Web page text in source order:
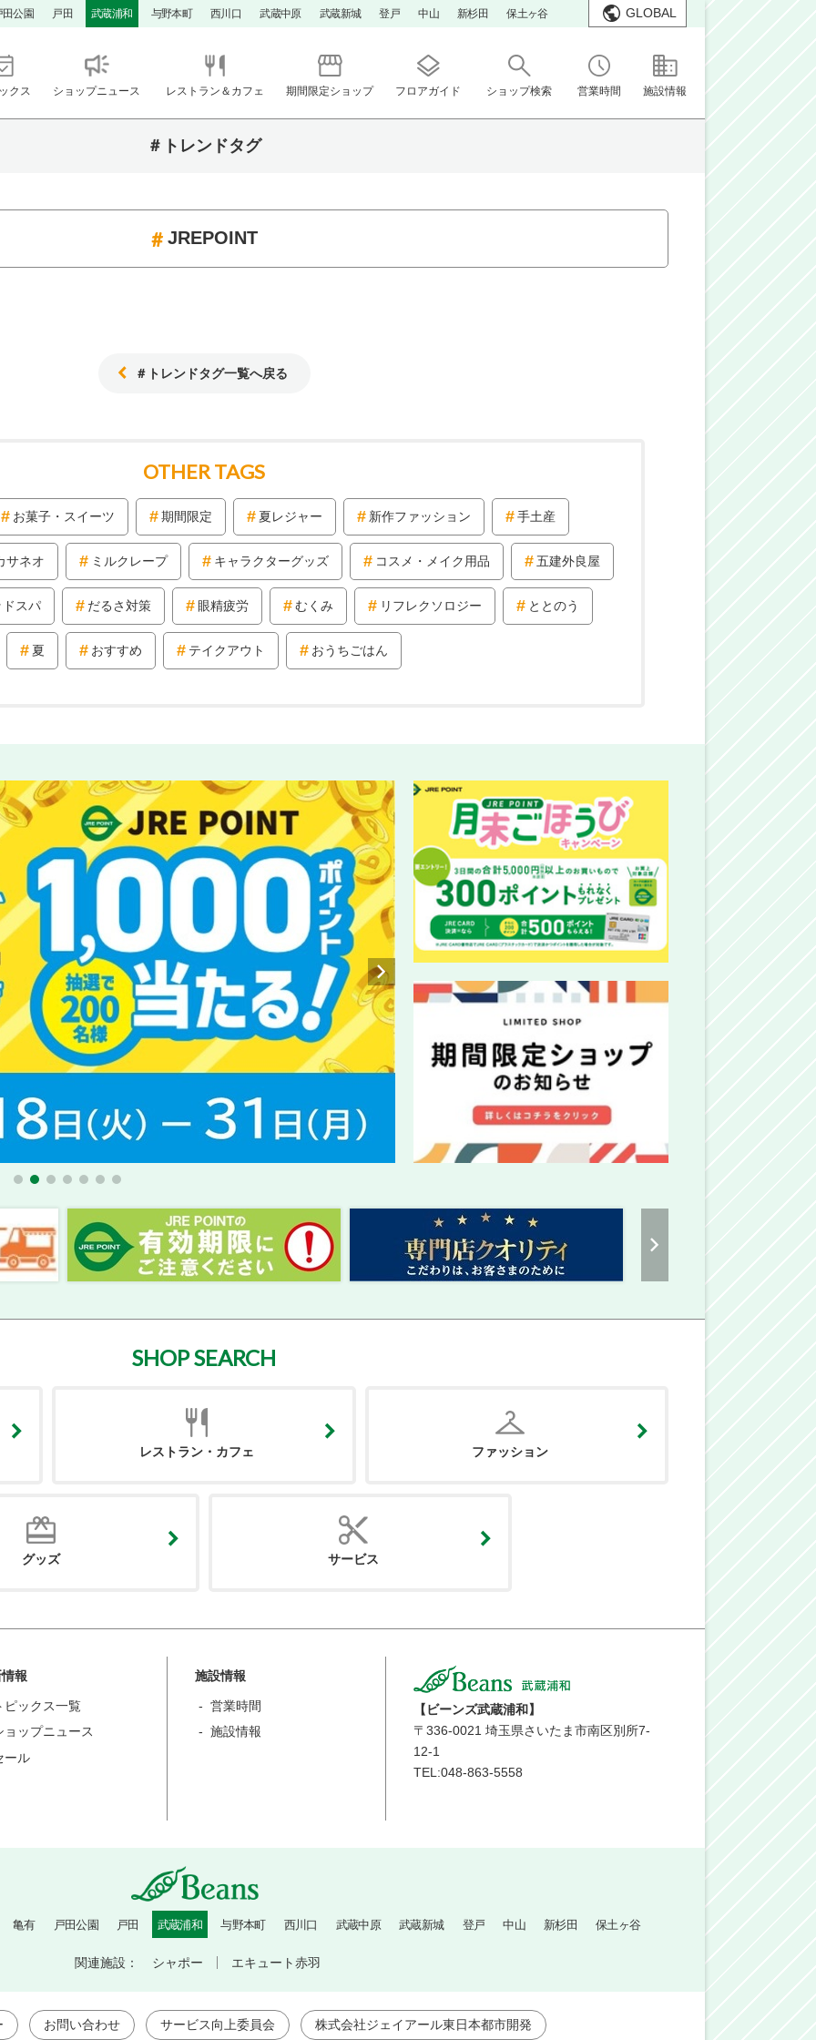
田公園 戸田 武蔵浦和 与野本町 西川口 武蔵中原 武蔵新城 登戸 中山 新杉田 保土ヶ谷 GLOBAL
クス ショップニュース レストラン＆カフェ 期間限定ショップ フロアガイド ショップ検索 営業時間 施設情報
＃トレンドタグ
JREPOINT
＃トレンドタグ一覧へ戻る
OTHER TAGS
お菓子・スイーツ 期間限定 夏レジャー 新作ファッション 手土産
サネオ ミルクレープ キャラクターグッズ コスメ・メイク用品 五建外良屋
スパ だるさ対策 眼精疲労 むくみ リフレクソロジー ととのう
夏 おすすめ テイクアウト おうちごはん
SHOP SEARCH
レストラン・カフェ ファッション
グッズ サービス
報
ピックス一覧
ョップニュース
ール
施設情報
営業時間
施設情報
【ビーンズ武蔵浦和】
〒 336-0021 埼玉県さいたま市南区別所7-
12-1
TEL:048-863-5558
亀有 戸田公園 戸田 武蔵浦和 与野本町 西川口 武蔵中原 武蔵新城 登戸 中山 新杉田 保土ヶ谷
関連施設： シャポー エキュート赤羽
お問い合わせ サービス向上委員会 株式会社ジェイアール東日本都市開発